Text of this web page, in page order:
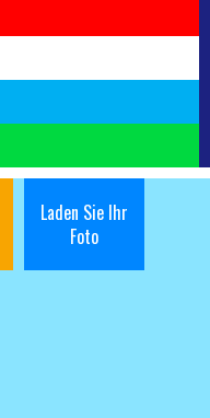
Laden Sie Ihr
Foto